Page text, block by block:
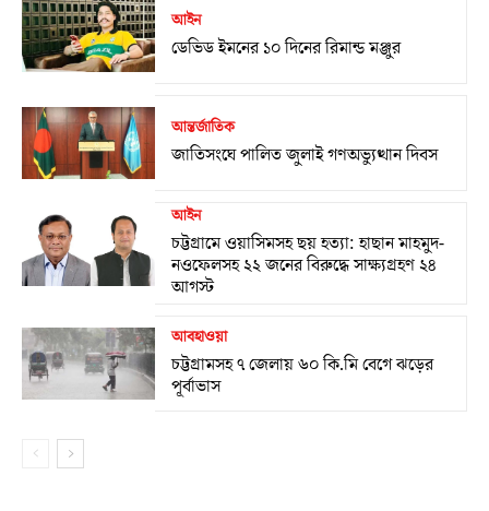
আইন
ডেভিড ইমনের ১০ দিনের রিমান্ড মঞ্জুর
আন্তর্জাতিক
জাতিসংঘে পালিত জুলাই গণঅভ্যুত্থান দিবস
আইন
চট্টগ্রামে ওয়াসিমসহ ছয় হত্যা: হাছান মাহমুদ-
নওফেলসহ ২২ জনের বিরুদ্ধে সাক্ষ্যগ্রহণ ২৪
আগস্ট
আবহাওয়া
চট্টগ্রামসহ ৭ জেলায় ৬০ কি.মি বেগে ঝড়ের
পূর্বাভাস